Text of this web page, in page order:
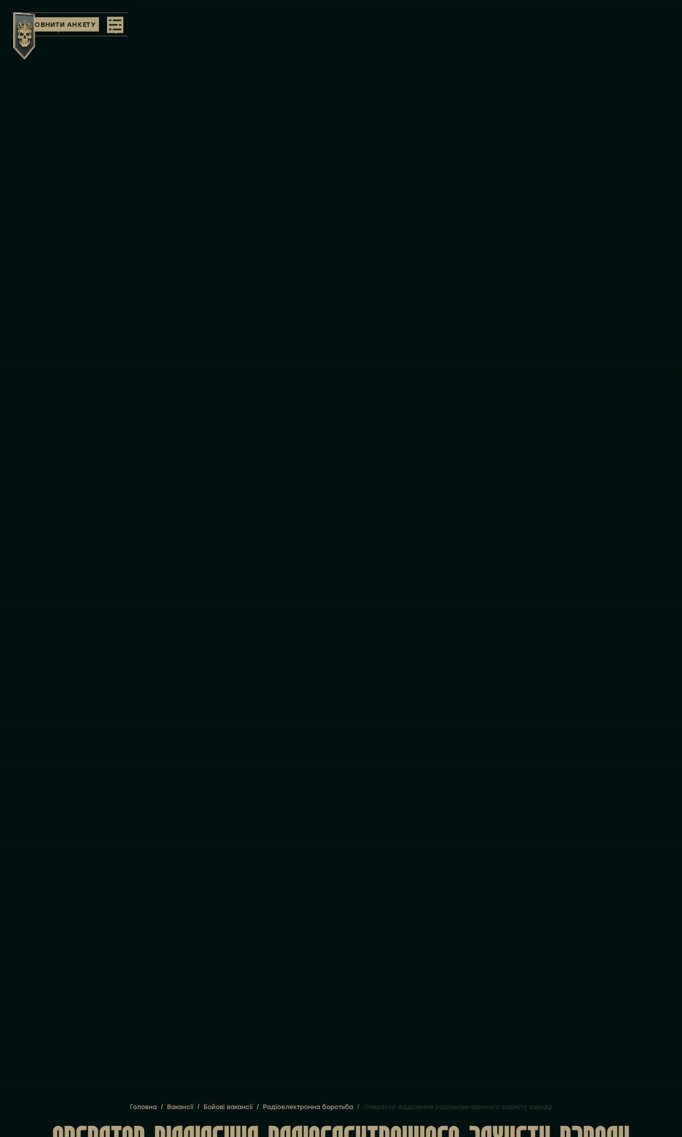
ЗАПОВНИТИ АНКЕТУ
Головна / Вакансії/ Бойові вакансії/ Радіоелектронна боротьба / Оператор відділення радіоелектронного захисту взводу